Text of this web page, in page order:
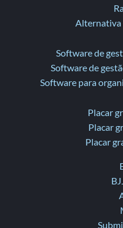
Alternativa
Software de
Software de
Software para
Placar
Placar
Placar